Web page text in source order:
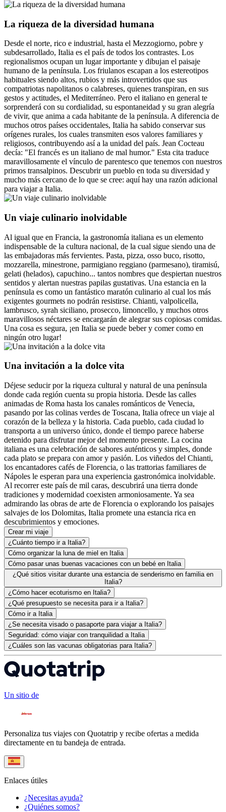
La riqueza de la diversidad humana
Desde el norte, rico e industrial, hasta el Mezzogiorno, pobre y
subdesarrollado, Italia es el país de todos los contrastes. Los
regionalismos ocupan un lugar importante y dibujan el paisaje
humano de la península. Los friulanos escapan a los estereotipos
habituales siendo altos, rubios y más introvertidos que sus
compatriotas napolitanos o calabreses, quienes transpiran, en sus
gestos y actitudes, el Mediterráneo. Pero el italiano en general te
sorprenderá con su cordialidad, su espontaneidad y su gran alegría
de vivir, que anima a cada habitante de la península. A diferencia de
muchos otros países occidentales, Italia ha sabido conservar sus
orígenes rurales, los cuales transmiten esos valores familiares y
religiosos, contribuyendo así a la unidad del país. Jean Cocteau
decía: "El francés es un italiano de mal humor." Esta cita traduce
maravillosamente el vínculo de parentesco que tenemos con nuestros
primos transalpinos. Descubrir un pueblo en toda su diversidad y
mucho más cercano de lo que se cree: aquí hay una razón adicional
para viajar a Italia.
Un viaje culinario inolvidable
Al igual que en Francia, la gastronomía italiana es un elemento
indispensable de la cultura nacional, de la cual sigue siendo una de
las embajadoras más fervientes. Pasta, pizza, osso buco, risotto,
mozzarella, minestrone, parmigiano reggiano (parmesano), tiramisú,
gelati (helados), capuchino... tantos nombres que despiertan nuestros
sentidos y alertan nuestras papilas gustativas. Una estancia en la
península es como un fantástico maratón culinario al cual los más
exigentes gourmets no podrán resistirse. Chianti, valpolicella,
lambrusco, syrah siciliano, prosecco, limoncello, y muchos otros
maravillosos néctares se encargarán de alegrar sus copiosas comidas.
Una cosa es segura, ¡en Italia se puede beber y comer como en
ningún otro lugar!
Una invitación a la dolce vita
Déjese seducir por la riqueza cultural y natural de una península
donde cada región cuenta su propia historia. Desde las calles
animadas de Roma hasta los canales románticos de Venecia,
pasando por las colinas verdes de Toscana, Italia ofrece un viaje al
corazón de la belleza y la historia. Cada pueblo, cada ciudad lo
transporta a un universo único, donde el tiempo parece haberse
detenido para disfrutar mejor del momento presente. La cocina
italiana es una celebración de sabores auténticos y simples, donde
cada plato se prepara con amor y pasión. Los viñedos del Chianti,
los encantadores cafés de Florencia, o las trattorias familiares de
Nápoles le esperan para una experiencia gastronómica inolvidable.
Al recorrer este país de mil caras, descubrirá una tierra donde
tradiciones y modernidad coexisten armoniosamente. Ya sea
admirando las obras de arte de Florencia o explorando los paisajes
salvajes de los Dolomitas, Italia promete una estancia rica en
descubrimientos y emociones.
Crear mi viaje
¿Cuánto tiempo ir a Italia?
Cómo organizar la luna de miel en Italia
Cómo pasar unas buenas vacaciones con un bebé en Italia
¿Qué sitios visitar durante una estancia de senderismo en familia en
Italia?
¿Cómo hacer ecoturismo en Italia?
¿Qué presupuesto se necesita para ir a Italia?
Cómo ir a Italia
¿Se necesita visado o pasaporte para viajar a Italia?
Seguridad: cómo viajar con tranquilidad a Italia
¿Cuáles son las vacunas obligatorias para Italia?
Un sitio de
Personaliza tus viajes con Quotatrip y recibe ofertas a medida
directamente en tu bandeja de entrada.
Enlaces útiles
¿Necesitas ayuda?
¿Quiénes somos?